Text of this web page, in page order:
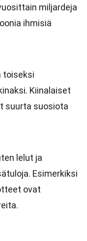
miljardeja
ihmisiä
toiseksi
Kiinalaiset
suurta suosiota
lelut ja
Esimerkiksi
ovat